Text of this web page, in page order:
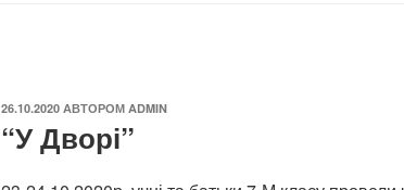
ОПУБЛІКОВАНО
26.10.2020 АВТОРОМ ADMIN
“У Дворі”